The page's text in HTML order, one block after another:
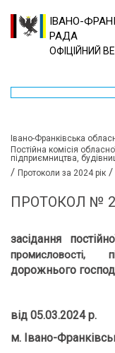
ІВАНО-
РАДА
ОФІЦІЙНИЙ
Івано-Франківська
Постійна комісія
підприємництва,
/ Протоколи за 2024 рік /
ПРОТОКОЛ №
засідання
промисловості,
дорожнього
від 05.03.2024 р.
м. Івано-